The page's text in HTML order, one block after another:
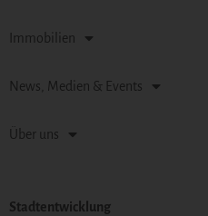
Immobilien
News, Medien & Events
Über uns
Stadtentwicklung